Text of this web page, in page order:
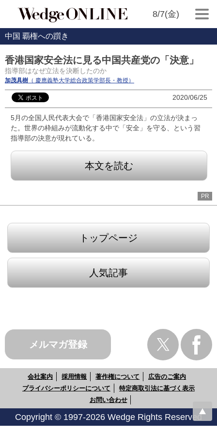
8/7(金)
中国 覇権への躓き
香港国家安全法に見る中国共産党の「決意」
指導部はなぜ立法を決断したのか
加茂具樹 （ 慶應義塾大学総合政策学部長・教授）
2020/06/25
5月の全国人民代表大会で「香港国家安全法」の立法が決まっ
た。世界の枠組みが流動化する中で「安全」を守る、という習
指導部の決意が現れている。
本文を読む
PR
トップページ
人気記事
メルマガ登録
会社案内 採用情報 著作権について
広告のご案内
プライバシーポリシーについて
特定商取引法に基づく表示
お問い合わせ
Copyright © 1997-2026 Wedge Rights Reserved